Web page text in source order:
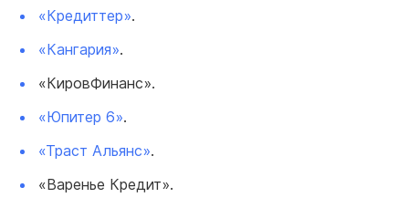
«Кредиттер».
«Кангария».
«КировФинанс».
«Юпитер 6».
«Траст Альянс».
«Варенье Кредит».